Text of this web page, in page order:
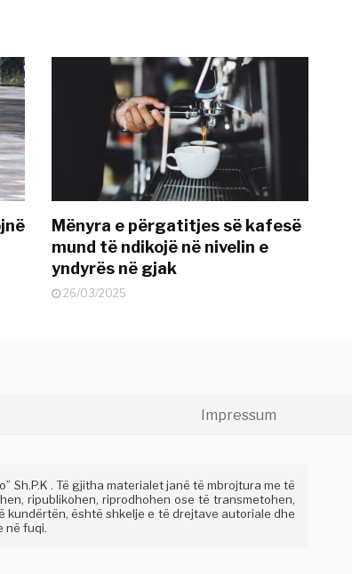
Mënyra e përgatitjes së kafesë
mund të ndikojë në nivelin e
yndyrës në gjak
26/03/2025
Impressum
Sh.P.K . Të gjitha materialet janë të mbrojtura me të
ripublikohen, riprodhohen ose të transmetohen,
kundërtën, është shkelje e të drejtave autoriale dhe
në fuqi.